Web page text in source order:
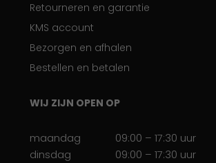
Retourneren en garantie
KMS account
Bezorgen en afhalen
Bestellen en betalen
WIJ ZIJN OPEN OP
maandag
09:00 – 17:30 uur
dinsdag
09:00 – 17:30 uur